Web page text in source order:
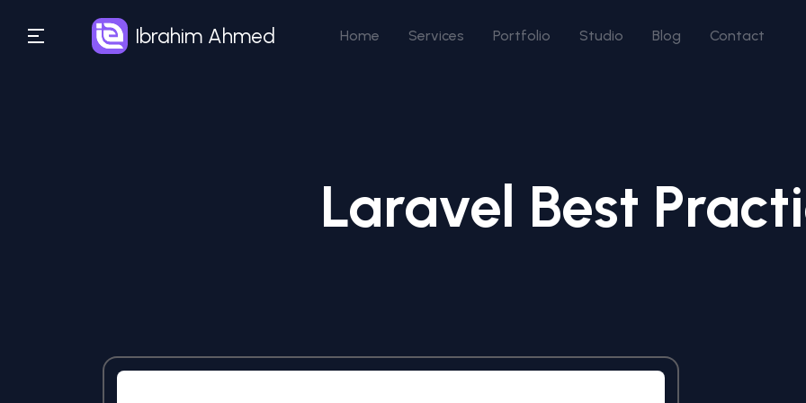
Ibrahim Ahmed Home Services Portfolio Studio Blog Contact
Laravel Best